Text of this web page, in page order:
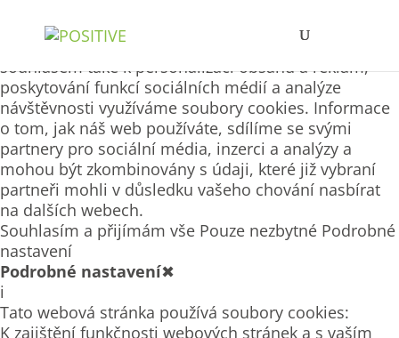
K zajištění funkčnosti webových stránek a s vaším
souhlasem také k personalizaci obsahu a reklam,
poskytování funkcí sociálních médií a analýze
návštěvnosti využíváme soubory cookies. Informace
o tom, jak náš web používáte, sdílíme se svými
partnery pro sociální média, inzerci a analýzy a
mohou být zkombinovány s údaji, které již vybraní
partneři mohli v důsledku vašeho chování nasbírat
na dalších webech.
Souhlasím a přijímám vše Pouze nezbytné Podrobné
nastavení
Podrobné nastavení✖
i
Tato webová stránka používá soubory cookies:
K zajištění funkčnosti webových stránek a s vaším